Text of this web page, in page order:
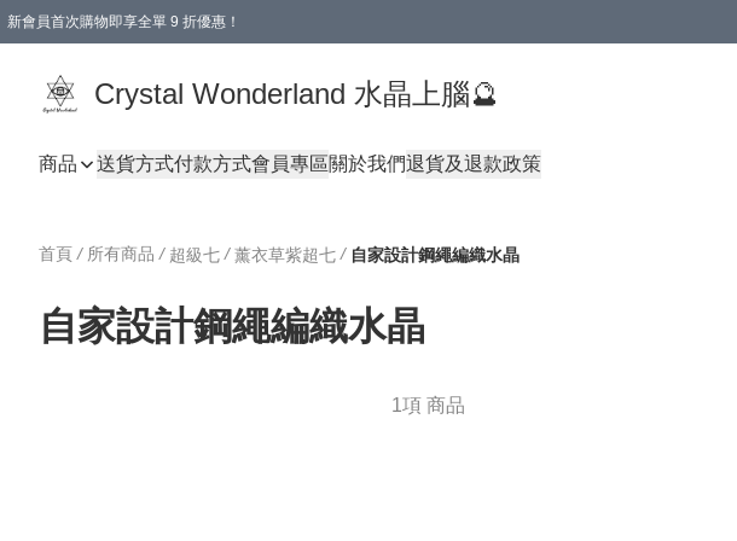
新會員首次購物即享全單 9 折優惠！
Crystal Wonderland 水晶上腦🔮
商品 送貨方式付款方式會員專區關於我們退貨及退款政策
首頁 / 所有商品 / 超級七 / 薰衣草紫超七 / 自家設計鋼繩編織水晶
自家設計鋼繩編織水晶
1項 商品